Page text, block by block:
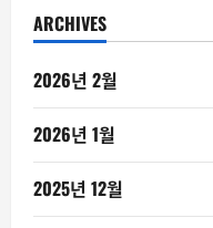
ARCHIVES
2026년 2월
2026년 1월
2025년 12월